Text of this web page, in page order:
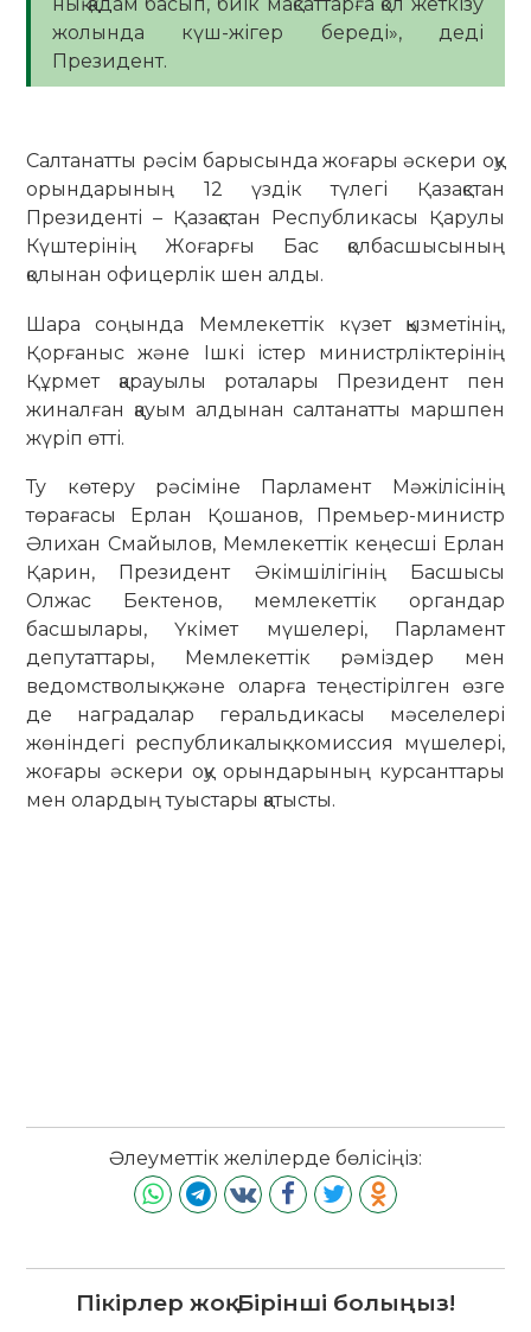
жолында күш-жігер береді», деді
Президент.
Салтанатты рәсім барысында жоғары әскери оқу
орындарының 12 үздік түлегі Қазақстан
Президенті – Қазақстан Республикасы Қарулы
Күштерінің Жоғарғы Бас қолбасшысының
қолынан офицерлік шен алды.
Шара соңында Мемлекеттік күзет қызметінің,
Қорғаныс және Ішкі істер министрліктерінің
Құрмет қарауылы роталары Президент пен
жиналған қауым алдынан салтанатты маршпен
жүріп өтті.
Ту көтеру рәсіміне Парламент Мәжілісінің
төрағасы Ерлан Қошанов, Премьер-министр
Әлихан Смайылов, Мемлекеттік кеңесші Ерлан
Қарин, Президент Әкімшілігінің Басшысы
Олжас Бектенов, мемлекеттік органдар
басшылары, Үкімет мүшелері, Парламент
депутаттары, Мемлекеттік рәміздер мен
ведомстволық және оларға теңестірілген өзге
де наградалар геральдикасы мәселелері
жөніндегі республикалық комиссия мүшелері,
жоғары әскери оқу орындарының курсанттары
мен олардың туыстары қатысты.
Әлеуметтік желілерде бөлісіңіз:
Пікірлер жоқ. Бірінші болыңыз!